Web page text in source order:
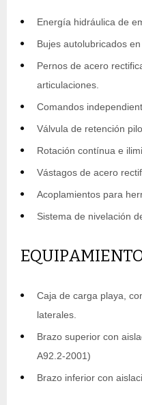
Energía hidráulica de
Bujes autolubricados
Pernos de acero
articulaciones.
Comandos
Válvula de retención
Rotación contínua e
Vástagos de acero
Acoplamientos para
Sistema de nivelación
Caja de carga playa,
laterales.
Brazo superior con
A92.2-2001)
Brazo inferior con